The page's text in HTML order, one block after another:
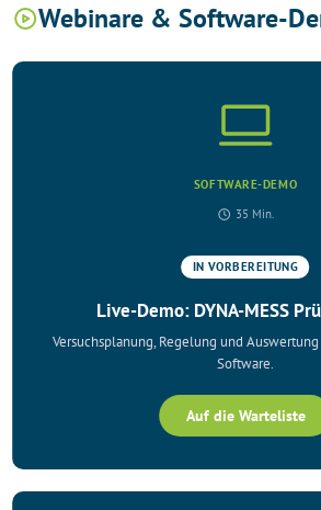
Webinare & Software-
SOFTWARE-DEMO
35 Min.
IN VORBEREITUNG
Live-Demo: DYNA-MESS
Versuchsplanung, Regelung und Auswertung
Software.
Auf die Warteliste